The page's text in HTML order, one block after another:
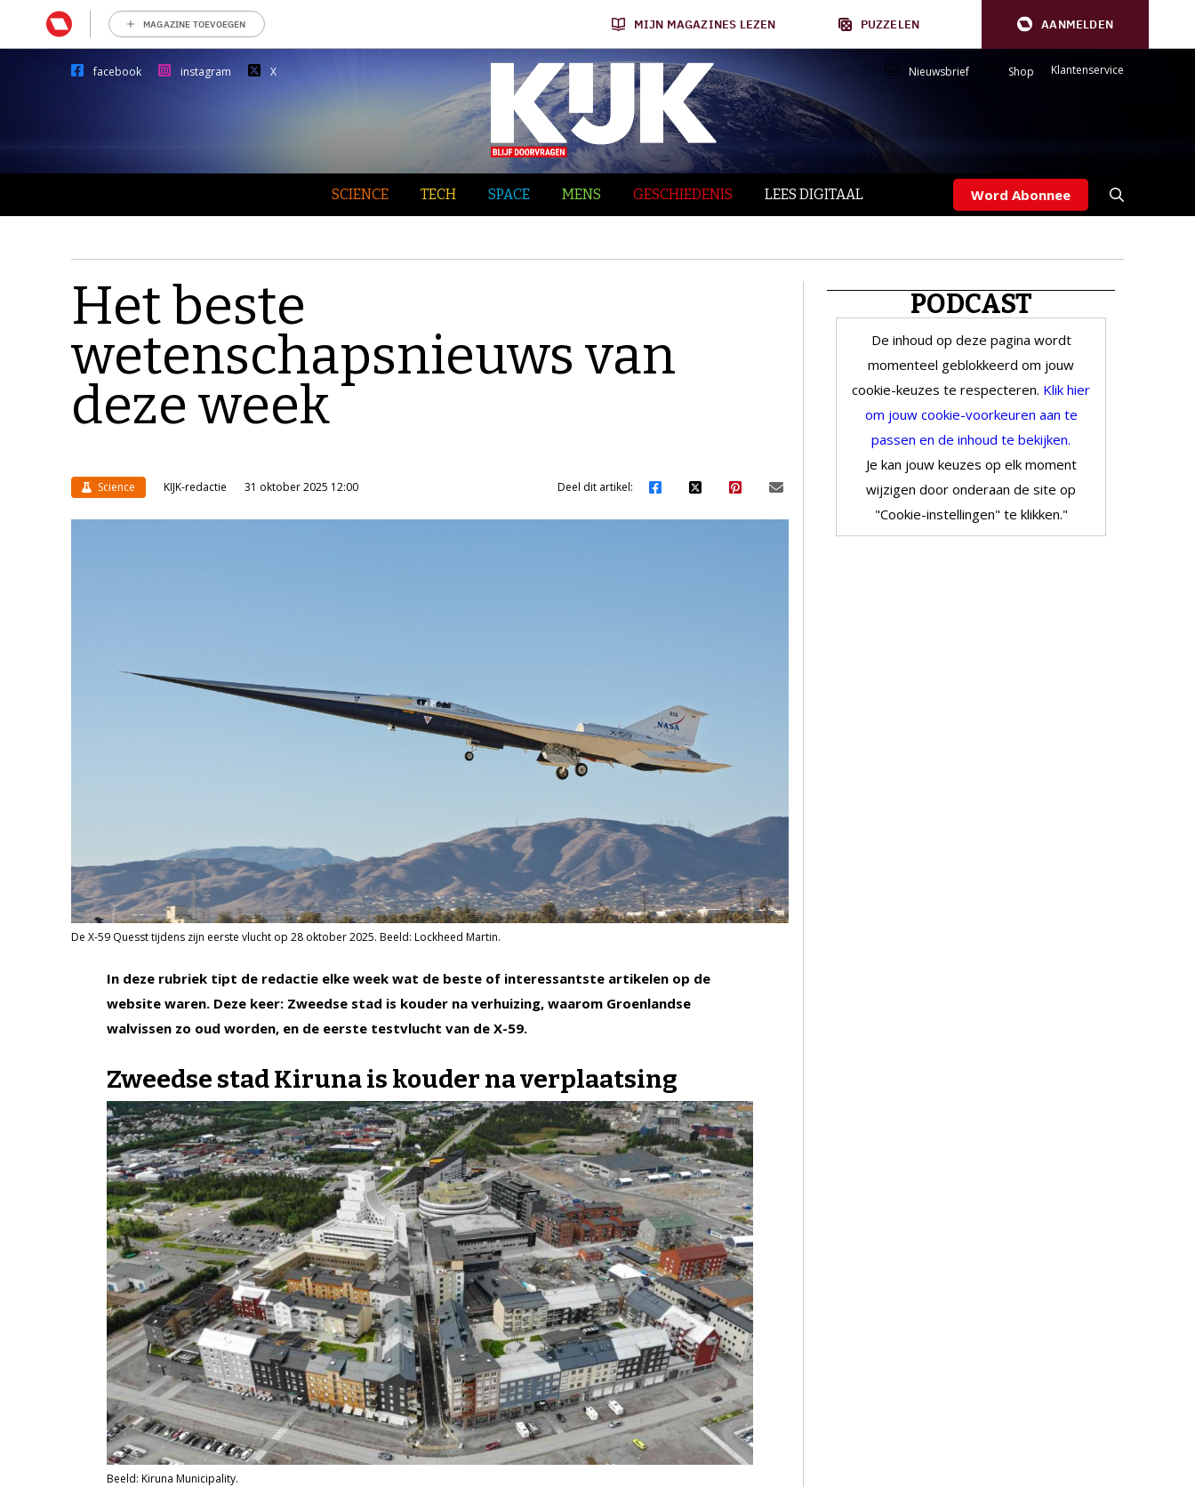
MAGAZINE TOEVOEGEN MIJN MAGAZINES LEZEN PUZZELEN AANMELDEN
facebook instagram X Nieuwsbrief Shop Klantenservice
SCIENCE TECH SPACE MENS GESCHIEDENIS LEES DIGITAAL Word Abonnee
Het beste
wetenschapsnieuws van
deze week
Science KIJK-redactie 31 oktober 2025 12:00 Deel dit artikel:
De X-59 Quesst tijdens zijn eerste vlucht op 28 oktober 2025. Beeld: Lockheed Martin.
In deze rubriek tipt de redactie elke week wat de beste of interessantste artikelen op de
website waren. Deze keer: Zweedse stad is kouder na verhuizing, waarom Groenlandse
walvissen zo oud worden, en de eerste testvlucht van de X-59.
Zweedse stad Kiruna is kouder na verplaatsing
Beeld: Kiruna Municipality.
PODCAST
De inhoud op deze pagina wordt
momenteel geblokkeerd om jouw
cookie-keuzes te respecteren. Klik hier
om jouw cookie-voorkeuren aan te
passen en de inhoud te bekijken.
Je kan jouw keuzes op elk moment
wijzigen door onderaan de site op
"Cookie-instellingen" te klikken."